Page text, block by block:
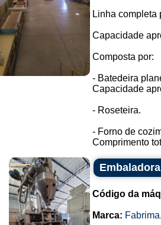
Linha completa
Capacidade
Composta por:
- Batedeira
Capacidade
- Roseteira.
- Forno de
Comprimento
Código da
Marca: Fabrima